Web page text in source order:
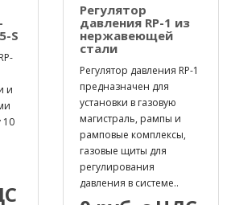
S
и
10
Регулятор
давления RP-1 из
нержавеющей
стали
Регулятор давления RP-1
предназначен для
установки в газовую
магистраль, рампы и
рамповые комплексы,
газовые щиты для
регулирования
давления в системе..